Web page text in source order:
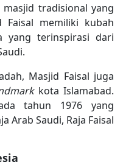
tradisional yang
Faisal memiliki kubah
yang terinspirasi dari
Masjid Faisal juga
kota Islamabad.
tahun 1976 yang
Arab Saudi, Raja Faisal